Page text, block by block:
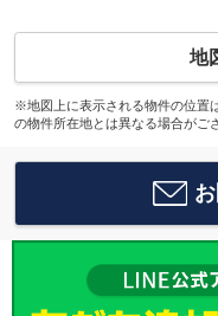
地
※地図上に表示される物件の位置
の物件所在地とは異なる場合がご